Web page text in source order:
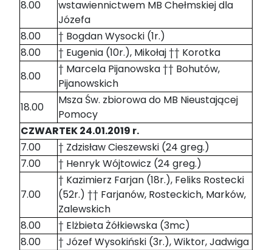
8.00
wstawiennictwem MB Chełmskiej dla
Józefa
8.00
† Bogdan Wysocki (1r.)
8.00
† Eugenia (10r.), Mikołaj †† Korotka
8.00
† Marcela Pijanowska †† Bohutów,
Pijanowskich
18.00
Msza Św. zbiorowa do MB Nieustającej
Pomocy
CZWARTEK 24.01.2019 r.
7.00
† Zdzisław Cieszewski (24 greg.)
7.00
† Henryk Wójtowicz (24 greg.)
7.00
† Kazimierz Farjan (18r.), Feliks Rostecki
(52r.) †† Farjanów, Rosteckich, Marków,
Zalewskich
8.00
† Elżbieta Żółkiewska (3mc)
8.00
† Józef Wysokiński (3r.), Wiktor, Jadwiga